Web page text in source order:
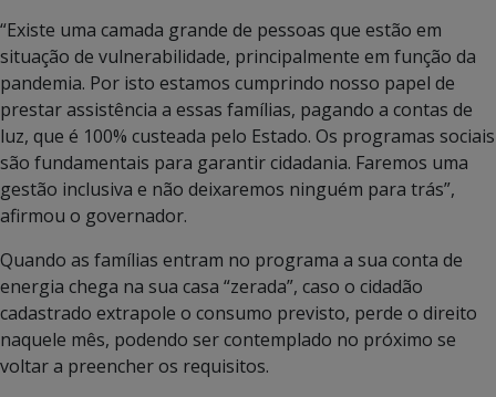
“Existe uma camada grande de pessoas que estão em
situação de vulnerabilidade, principalmente em função da
pandemia. Por isto estamos cumprindo nosso papel de
prestar assistência a essas famílias, pagando a contas de
luz, que é 100% custeada pelo Estado. Os programas sociais
são fundamentais para garantir cidadania. Faremos uma
gestão inclusiva e não deixaremos ninguém para trás”,
afirmou o governador.
Quando as famílias entram no programa a sua conta de
energia chega na sua casa “zerada”, caso o cidadão
cadastrado extrapole o consumo previsto, perde o direito
naquele mês, podendo ser contemplado no próximo se
voltar a preencher os requisitos.